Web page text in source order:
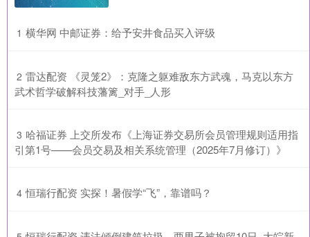
1 ​横华网 中邮证券：给予安井食品买入评级
2 ​雷达配资 《灵笼2》：克隆之躯难敌东方武魂，马克以东方
武术哲学破解科技藩篱_对手_人形
3 ​哈福证券 上交所发布《上海证券交易所会员管理规则适用指
引第1号——会员交易及相关系统管理（2025年7月修订）》
4 ​恒瑞行配资 实探！暑假学“飞”，靠谱吗？